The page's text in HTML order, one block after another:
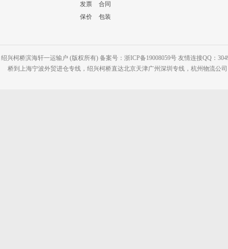
发票
合同
保价
包装
绍兴柯桥滨海轩一运输户 (版权所有) 备案号：浙ICP备19008059号 友情连接QQ：
桥到上海宁波外贸进仓专线，绍兴柯桥直达北京天津广州深圳专线，杭州物流公